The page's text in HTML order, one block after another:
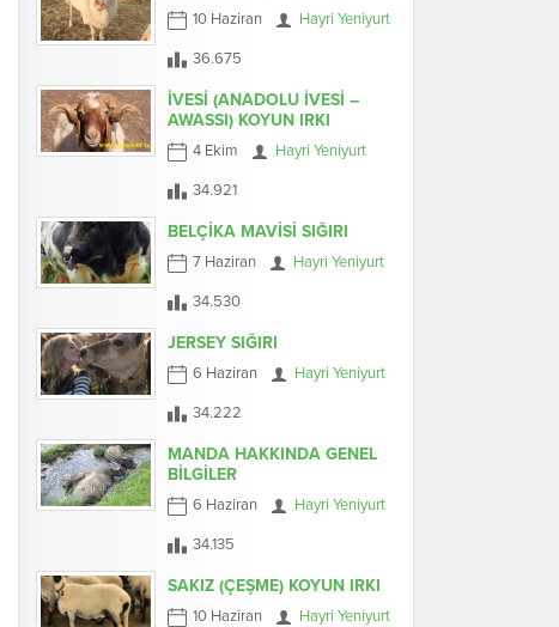
10 Haziran Hayri Yeniyurt
36.675
İVESİ (ANADOLU İVESİ –
AWASSI) KOYUN IRKI
4 Ekim Hayri Yeniyurt
34.921
BELÇİKA MAVİSİ SIĞIRI
7 Haziran Hayri Yeniyurt
34.530
JERSEY SIĞIRI
6 Haziran Hayri Yeniyurt
34.222
MANDA HAKKINDA GENEL
BİLGİLER
6 Haziran Hayri Yeniyurt
34.135
SAKIZ (ÇEŞME) KOYUN IRKI
10 Haziran Hayri Yeniyurt